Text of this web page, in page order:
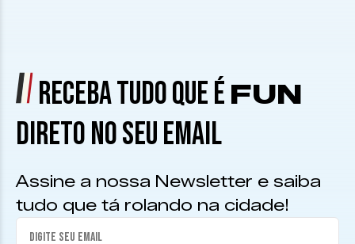
RECEBA TUDO QUE É FUN
DIRETO NO SEU EMAIL
Assine a nossa Newsletter e saiba
tudo que tá rolando na cidade!